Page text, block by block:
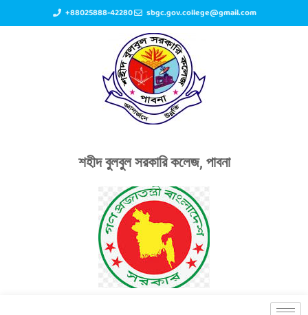
+88025888-42280 sbgc.gov.college@gmail.com
শহীদ বুলবুল সরকারি কলেজ, পাবনা